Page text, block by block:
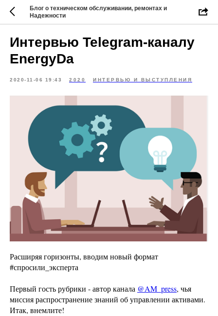
Блог о техническом обслуживании, ремонтах и
Надежности
Интервью Telegram-каналу
EnergyDa
2020-11-06 19:43 2020 ИНТЕРВЬЮ И ВЫСТУПЛЕНИЯ
Расширяя горизонты, вводим новый формат
#спросили_эксперта
Первый гость рубрики - автор канала @AM_press, чья
миссия распространение знаний об управлении активами.
Итак, внемлите!